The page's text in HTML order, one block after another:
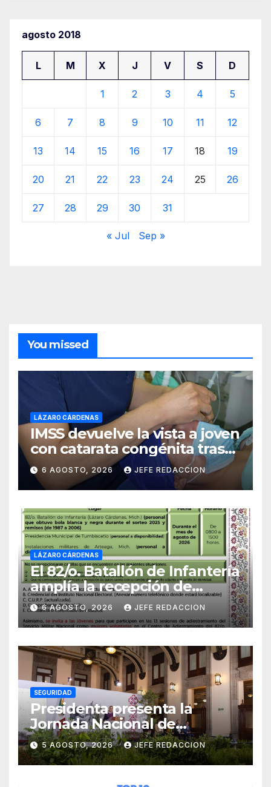
agosto 2018
L M X J V S D
1 2 3 4 5
6 7 8 9 10 11 12
13 14 15 16 17 18 19
20 21 22 23 24 25 26
27 28 29 30 31
« Jul Sep »
You missed
LÁZARO CÁRDENAS
IMSS devuelve la vista a joven
con catarata congénita tras
23 años de limitación visual
6 AGOSTO, 2026 JEFE REDACCION
LÁZARO CÁRDENAS
El 82/o. Batallón de Infantería
amplía la recepción de
documentos para obtener La
Catilla del Servicio Militar
Nacional
6 AGOSTO, 2026 JEFE REDACCION
SEGURIDAD
Presidenta presenta la
Jornada Nacional de
Reforestación 2026; se
realizará el 9 de agosto y se
plantarán 6.6 millones de
5 AGOSTO, 2026 JEFE REDACCION